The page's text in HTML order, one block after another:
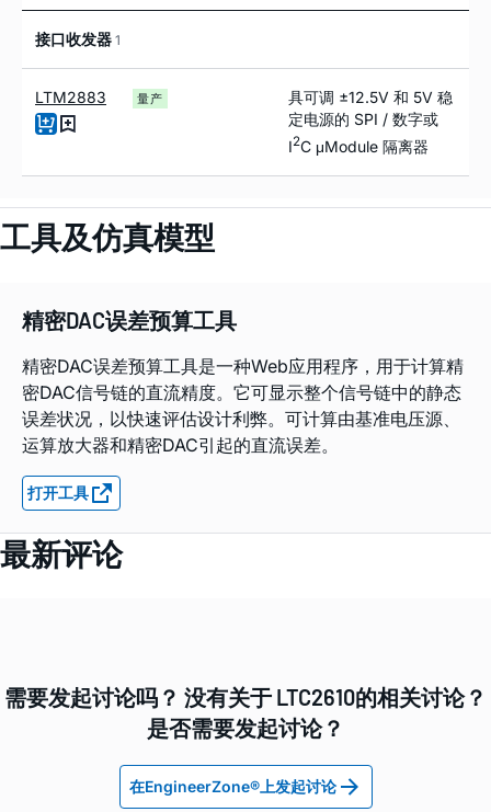
接口收发器 1
LTM2883 量产
具可调 ±12.5V 和 5V 稳
定电源的 SPI / 数字或
I2C μModule 隔离器
工具及仿真模型
精密DAC误差预算工具
精密DAC误差预算工具是一种Web应用程序，用于计算精
密DAC信号链的直流精度。它可显示整个信号链中的静态
误差状况，以快速评估设计利弊。可计算由基准电压源、
运算放大器和精密DAC引起的直流误差。
打开工具
最新评论
需要发起讨论吗？ 没有关于 LTC2610的相关讨论？
是否需要发起讨论？
在EngineerZone®上发起讨论